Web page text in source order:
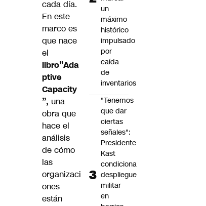
cada día.
En este
marco es
que nace
el
libro”Ada
ptive
Capacity
”, una
obra que
hace el
análisis
de cómo
las
organizaci
ones
están
un
máximo
histórico
impulsado
por
caída
de
inventarios
"Tenemos
que dar
ciertas
señales":
Presidente
Kast
condiciona
despliegue
militar
en